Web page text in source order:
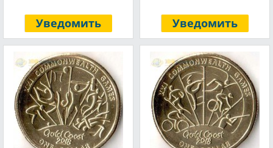
Уведомить Уведомить